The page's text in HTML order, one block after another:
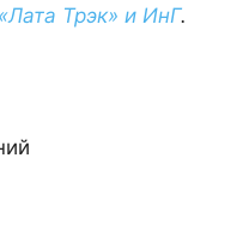
Трэк» и ИнГ.